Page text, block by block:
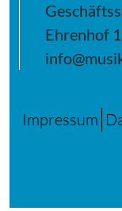
Ehrenhof
Impressum